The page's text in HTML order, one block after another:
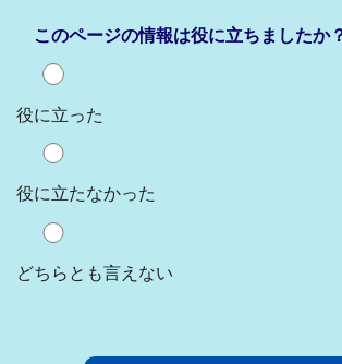
このページの情報は役に立ちましたか
役に立った
役に立たなかった
どちらとも言えない